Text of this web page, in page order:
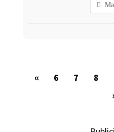
« 6 7 8